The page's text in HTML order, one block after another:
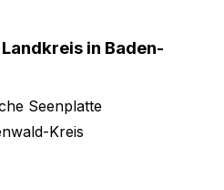
in Baden-
Seenplatte
Kreis